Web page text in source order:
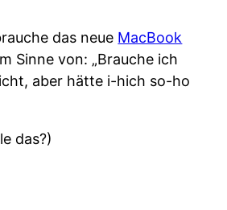
das neue MacBook
Sinne von: „Brauche ich
aber hätte i-hich so-ho
das?)